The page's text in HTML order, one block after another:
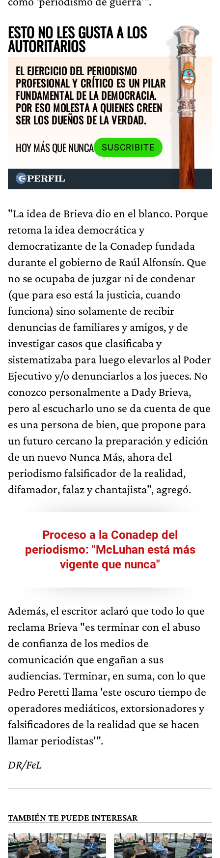
ESTO NO LES GUSTA A LOS
AUTORITARIOS
EL EJERCICIO DEL PERIODISMO
PROFESIONAL Y CRÍTICO ES UN PILAR
FUNDAMENTAL DE LA DEMOCRACIA.
POR ESO MOLESTA A QUIENES CREEN
SER LOS DUEÑOS DE LA VERDAD.
HOY MÁS QUE NUNCA
SUSCRIBITE
"La idea de Brieva dio en el blanco. Porque
retoma la idea democrática y
democratizante de la Conadep fundada
durante el gobierno de Raúl Alfonsín. Que
no se ocupaba de juzgar ni de condenar
(que para eso está la justicia, cuando
funciona) sino solamente de recibir
denuncias de familiares y amigos, y de
investigar casos que clasificaba y
sistematizaba para luego elevarlos al Poder
Ejecutivo y/o denunciarlos a los jueces. No
conozco personalmente a Dady Brieva,
pero al escucharlo uno se da cuenta de que
es una persona de bien, que propone para
un futuro cercano la preparación y edición
de un nuevo Nunca Más, ahora del
periodismo falsificador de la realidad,
difamador, falaz y chantajista", agregó.
Proceso a la Conadep del
periodismo: "McLuhan está más
vigente que nunca"
Además, el escritor aclaró que todo lo que
reclama Brieva "es terminar con el abuso
de confianza de los medios de
comunicación que engañan a sus
audiencias. Terminar, en suma, con lo que
Pedro Peretti llama 'este oscuro tiempo de
operadores mediáticos, extorsionadores y
falsificadores de la realidad que se hacen
llamar periodistas'".
DR/FeL
TAMBIÉN TE PUEDE INTERESAR